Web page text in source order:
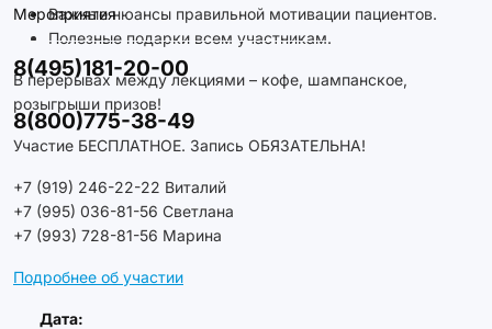
Мероприятия
8(495)181-20-00
8(800)775-38-49
Важные нюансы правильной мотивации пациентов.
Полезные подарки всем участникам.
В перерывах между лекциями – кофе, шампанское,
розыгрыши призов!
Участие БЕСПЛАТНОЕ. Запись ОБЯЗАТЕЛЬНА!
+7 (919) 246-22-22 Виталий
+7 (995) 036-81-56 Светлана
+7 (993) 728-81-56 Марина
Подробнее об участии
Дата: